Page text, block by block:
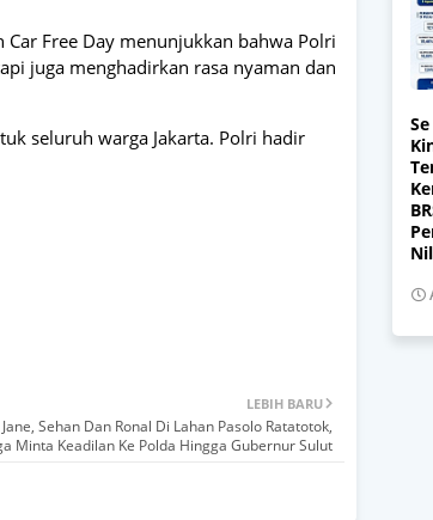
Free Day menunjukkan bahwa Polri
juga menghadirkan rasa nyaman dan
seluruh warga Jakarta. Polri hadir
LEBIH BARU
Sehan Dan Ronal Di Lahan Pasolo Ratatotok,
Minta Keadilan Ke Polda Hingga Gubernur Sulut